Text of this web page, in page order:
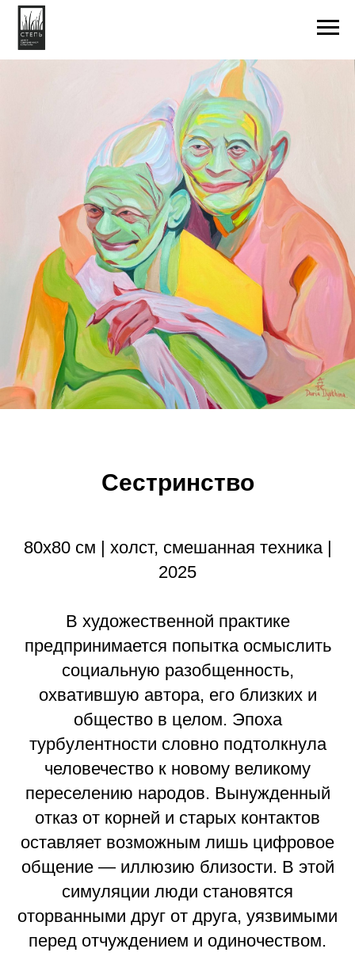
Сестринство
80х80 см | холст, смешанная техника |
2025
В художественной практике
предпринимается попытка осмыслить
социальную разобщенность,
охватившую автора, его близких и
общество в целом. Эпоха
турбулентности словно подтолкнула
человечество к новому великому
переселению народов. Вынужденный
отказ от корней и старых контактов
оставляет возможным лишь цифровое
общение — иллюзию близости. В этой
симуляции люди становятся
оторванными друг от друга, уязвимыми
перед отчуждением и одиночеством.